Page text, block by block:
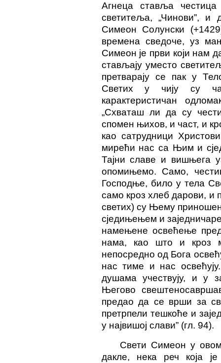
Агнеца ставља
светитеља, „Чинови”, и
Симеон Солунски
времена сведоче, уз
Симеон је први који нам
стављају уместо
претварају се пак у
Светих у чију су
карактеристичан
„Схваташ ли да су
спомен њихов, и част, и
као сатрудници
мирећи нас са Њим и
Тајни славе и вишњега
опомињемо. Само,
Господње, било у тела
само кроз хлеб дарови, и
светих) су Њему
сједињењем и
намењене освећење
нама, као што и кроз
непосредно од Бога
нас тиме и нас
душама учествују, и у
Његово
предао да се врши за
претрпели тешкоће и
у највишој слави” (гл. 94).
Свети Симеон у
дакле, нека реч која